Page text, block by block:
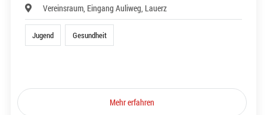
Vereinsraum, Eingang Auliweg, Lauerz
Jugend Gesundheit
Mehr erfahren